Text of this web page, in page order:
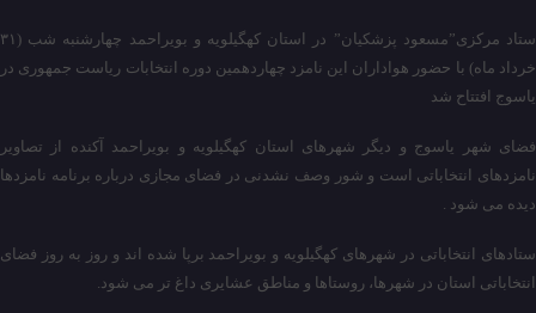
ستاد مرکزی”مسعود پزشکیان” در استان کهگیلویه و بویراحمد چهارشنبه شب (۳۱
خرداد ماه) با حضور هواداران این نامزد چهاردهمین دوره انتخابات ریاست جمهوری در
یاسوج افتتاح شد
فضای شهر یاسوج و دیگر شهرهای استان کهگیلویه و بویراحمد آکنده از تصاویر
نامزدهای انتخاباتی است و شور وصف نشدنی در فضای مجازی درباره برنامه نامزدها
دیده می شود .
ستادهای انتخاباتی در شهرهای کهگیلویه و بویراحمد برپا شده اند و روز به روز فضای
انتخاباتی استان در شهرها، روستاها و مناطق عشایری داغ تر می شود.